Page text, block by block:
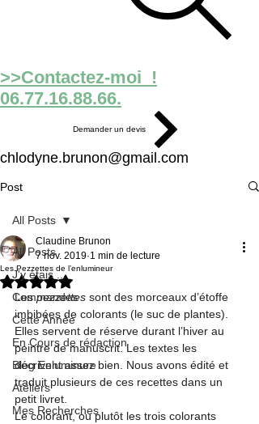
>>Contactez-moi !
06.77.16.88.66.
Demander un devis
chlodyne.brunon@gmail.com
Post
All Posts
J'y étais ...
Commandes
Cette Année
En Cours de rédaction
Blog Enluminure
Ateliers
Mes Recherches
All Posts
Les Pezzettes de l’enlumineur
Claudine Brunon
7 nov. 2019 1 min de lecture
Noté NaN étoiles sur 5.
Les pezzettes sont des morceaux d’étoffe
imbibées de colorants (le suc de plantes).
Elles servent de réserve durant l’hiver au
peintre de manuscrit. Les textes les
décrivent assez bien. Nous avons édité et
traduit plusieurs de ces recettes dans un
petit livret
Le colorant, ou plutôt les trois colorants